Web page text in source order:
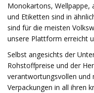
Monokartons, Wellpappe,
und Etiketten sind in
sind für die meisten
unsere Plattform erreicht
Selbst angesichts der
Rohstoffpreise und der
verantwortungsvollen und
Verpackungen in all ihren